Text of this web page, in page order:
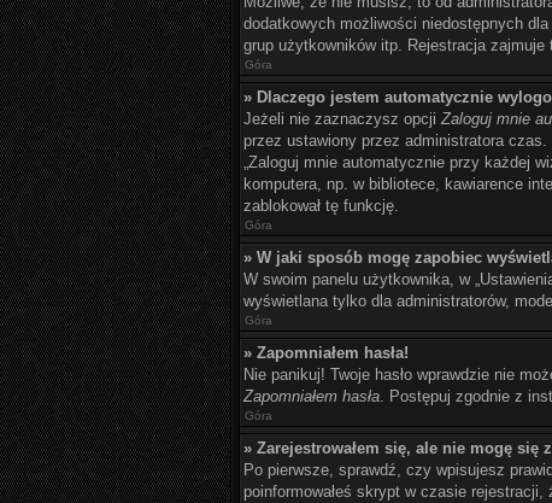
dodatkowych możliwości niedostępnych
grup użytkowników itp. Rejestracja
Góra
» Dlaczego jestem automatycznie
Jeżeli nie zaznaczysz opcji Zaloguj mnie
przez ustawiony przez administratora
„Zaloguj mnie automatycznie przy każdej
komputera, np. w bibliotece, kawiarence
zablokował tę funkcję.
Góra
» W jaki sposób mogę zapobiec
W swoim panelu użytkownika, w
wyświetlana tylko dla administratorów,
Góra
» Zapomniałem hasła!
Nie panikuj! Twoje hasło wprawdzie nie
Zapomniałem hasła. Postępuj zgodnie z
Góra
» Zarejestrowałem się, ale nie mogę się
Po pierwsze, sprawdź, czy wpisujesz
poinformowałeś skrypt w czasie